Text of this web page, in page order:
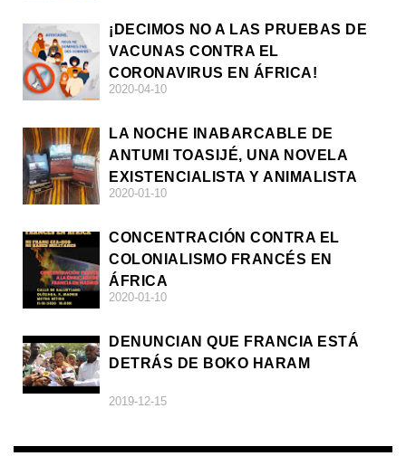
¡DECIMOS NO A LAS PRUEBAS DE
VACUNAS CONTRA EL
CORONAVIRUS EN ÁFRICA!
2020-04-10
LA NOCHE INABARCABLE DE
ANTUMI TOASIJÉ, UNA NOVELA
EXISTENCIALISTA Y ANIMALISTA
2020-01-10
CONCENTRACIÓN CONTRA EL
COLONIALISMO FRANCÉS EN
ÁFRICA
2020-01-10
DENUNCIAN QUE FRANCIA ESTÁ
DETRÁS DE BOKO HARAM
2019-12-15